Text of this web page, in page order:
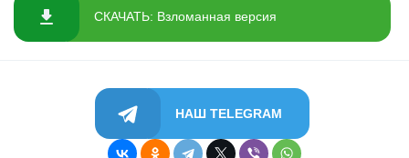
СКАЧАТЬ: Взломанная версия
НАШ TELEGRAM